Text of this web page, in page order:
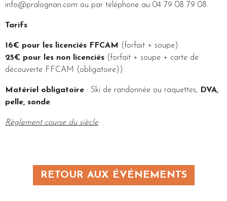
info@pralognan.com ou par téléphone au 04 79 08 79 08.
Tarifs
16€ pour les licenciés FFCAM
(forfait + soupe)
25€ pour les non licenciés (forfait + soupe + carte de
découverte FFCAM (obligatoire))
Matériel obligatoire : Ski de randonnée ou raquettes,
DVA,
pelle, sonde.
Règlement course du siècle
RETOUR AUX ÉVÉNEMENTS